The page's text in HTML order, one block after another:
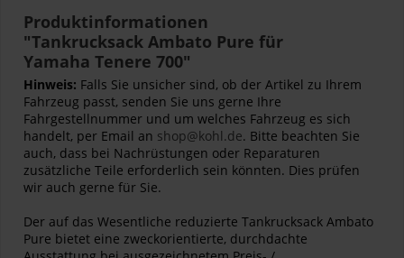
Produktinformationen
"Tankrucksack Ambato Pure für
Yamaha Tenere 700"
Hinweis: Falls Sie unsicher sind, ob der Artikel zu Ihrem
Fahrzeug passt, senden Sie uns gerne Ihre
Fahrgestellnummer und um welches Fahrzeug es sich
handelt, per Email an shop@kohl.de. Bitte beachten Sie
auch, dass bei Nachrüstungen oder Reparaturen
zusätzliche Teile erforderlich sein könnten. Dies prüfen
wir auch gerne für Sie.
Der auf das Wesentliche reduzierte Tankrucksack Ambato
Pure bietet eine zweckorientierte, durchdachte